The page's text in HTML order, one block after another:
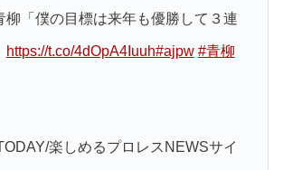
柳「僕の目標は来年も優勝して３連
https://t.co/4dOpA4Iuuh#ajpw #青柳
楽しめるプロレスNEWSサイ